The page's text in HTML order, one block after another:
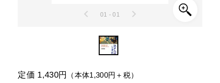
01 - 01
定価 1,430円 （本体1,300円＋税）